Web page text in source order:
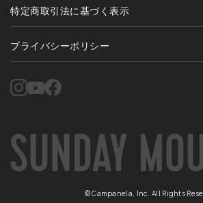
特定商取引法に基づく表示
プライバシーポリシー
©Campanela, Inc. All Rights